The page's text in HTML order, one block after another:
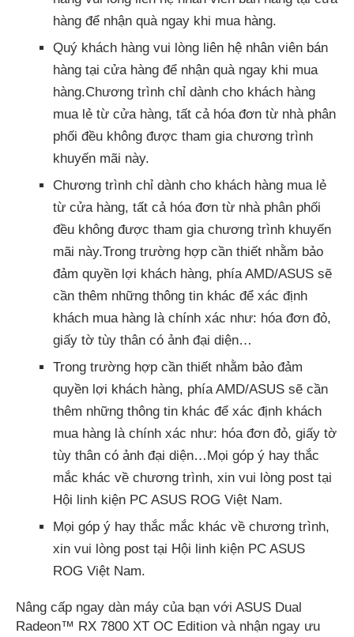
hàng để nhận quà ngay khi mua hàng.
Quý khách hàng vui lòng liên hệ nhân viên bán
hàng tại cửa hàng để nhận quà ngay khi mua
hàng.Chương trình chỉ dành cho khách hàng
mua lẻ từ cửa hàng, tất cả hóa đơn từ nhà phân
phối đều không được tham gia chương trình
khuyến mãi này.
Chương trình chỉ dành cho khách hàng mua lẻ
từ cửa hàng, tất cả hóa đơn từ nhà phân phối
đều không được tham gia chương trình khuyến
mãi này.Trong trường hợp cần thiết nhằm bảo
đảm quyền lợi khách hàng, phía AMD/ASUS sẽ
cần thêm những thông tin khác để xác định
khách mua hàng là chính xác như: hóa đơn đỏ,
giấy tờ tùy thân có ảnh đại diện…
Trong trường hợp cần thiết nhằm bảo đảm
quyền lợi khách hàng, phía AMD/ASUS sẽ cần
thêm những thông tin khác để xác định khách
mua hàng là chính xác như: hóa đơn đỏ, giấy tờ
tùy thân có ảnh đại diện…Mọi góp ý hay thắc
mắc khác về chương trình, xin vui lòng post tại
Hội linh kiện PC ASUS ROG Việt Nam.
Mọi góp ý hay thắc mắc khác về chương trình,
xin vui lòng post tại Hội linh kiện PC ASUS
ROG Việt Nam.
Nâng cấp ngay dàn máy của bạn với ASUS Dual
Radeon™ RX 7800 XT OC Edition và nhận ngay ưu